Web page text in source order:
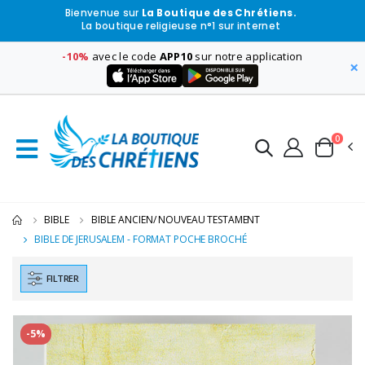
Bienvenue sur La Boutique des Chrétiens.
La boutique religieuse n°1 sur internet
-10% avec le code APP10 sur notre application
×
0
BIBLE
BIBLE ANCIEN/ NOUVEAU TESTAMENT
BIBLE DE JERUSALEM - FORMAT POCHE BROCHÉ
FILTRER
-5%